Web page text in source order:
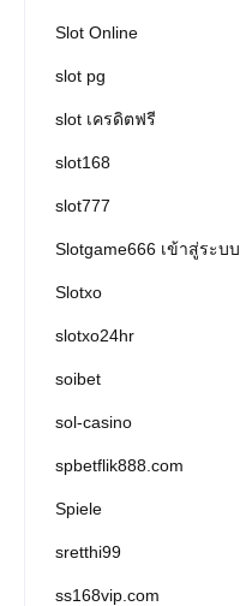
Slot Online
slot pg
slot เครดิตฟรี
slot168
slot777
Slotgame666 เข้าสู่ระบบ
Slotxo
slotxo24hr
soibet
sol-casino
spbetflik888.com
Spiele
sretthi99
ss168vip.com